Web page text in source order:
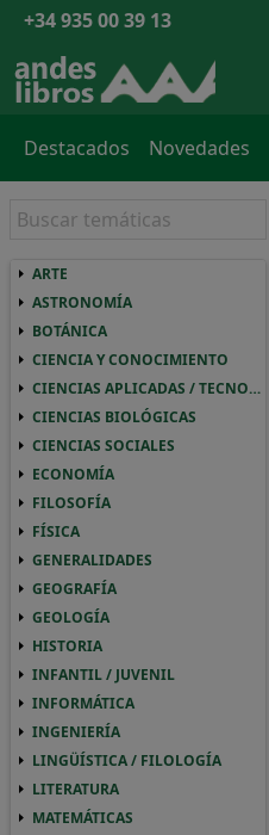
+34 935 00 39 13
Destacados Novedades
ARTE
ASTRONOMÍA
BOTÁNICA
CIENCIA Y CONOCIMIENTO
CIENCIAS APLICADAS / TECNOLOGÍA
CIENCIAS BIOLÓGICAS
CIENCIAS SOCIALES
ECONOMÍA
FILOSOFÍA
FÍSICA
GENERALIDADES
GEOGRAFÍA
GEOLOGÍA
HISTORIA
INFANTIL / JUVENIL
INFORMÁTICA
INGENIERÍA
LINGÜÍSTICA / FILOLOGÍA
LITERATURA
MATEMÁTICAS